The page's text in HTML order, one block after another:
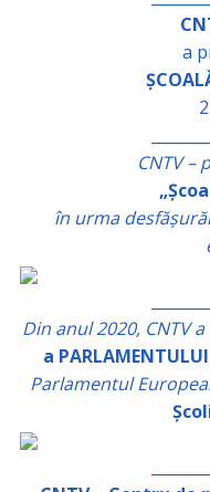
a
CNTV –
în urma
Din anul 2020, CNTV
a
Parlamentul